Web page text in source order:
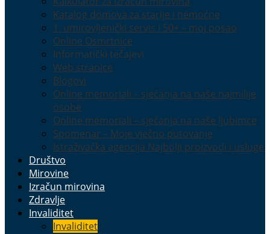
Katalog domova za starije i nemoćne
1. umirovljenički servis i 50+ – moj posao
Online Osmrtnice
Informatički tečajevi
Web stranice
Blogovi
Online memoriali – sjećanja na naše najmilije
osobe
Online memoriali – sjećanja na naše ljubimce
Spomenar – Moje vječno putovanje
Istraživačka agencija Najbolji proizvodi i usluge
Društvo
Mirovine
Izračun mirovina
Zdravlje
Invaliditet
Invaliditet